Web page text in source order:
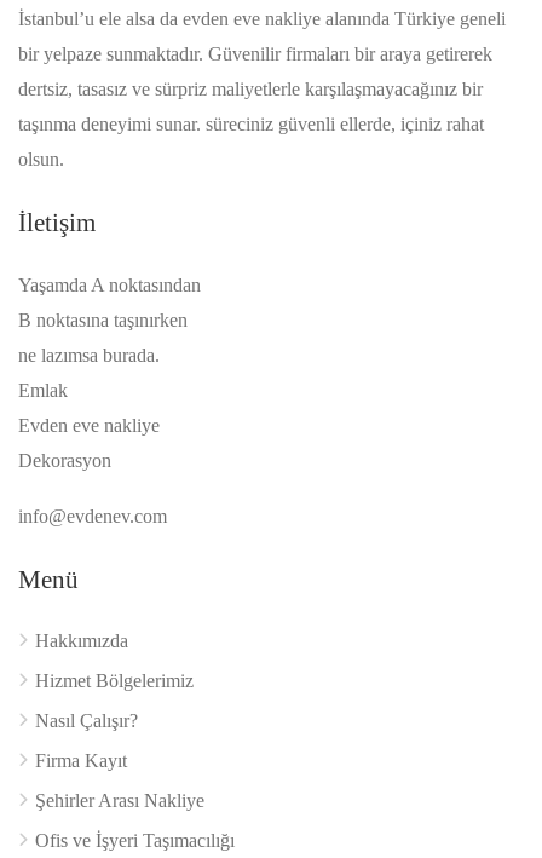
İstanbul’u ele alsa da evden eve nakliye alanında Türkiye geneli
bir yelpaze sunmaktadır. Güvenilir firmaları bir araya getirerek
dertsiz, tasasız ve sürpriz maliyetlerle karşılaşmayacağınız bir
taşınma deneyimi sunar. süreciniz güvenli ellerde, içiniz rahat
olsun.
İletişim
Yaşamda A noktasından
B noktasına taşınırken
ne lazımsa burada.
Emlak
Evden eve nakliye
Dekorasyon
info@evdenev.com
Menü
Hakkımızda
Hizmet Bölgelerimiz
Nasıl Çalışır?
Firma Kayıt
Şehirler Arası Nakliye
Ofis ve İşyeri Taşımacılığı